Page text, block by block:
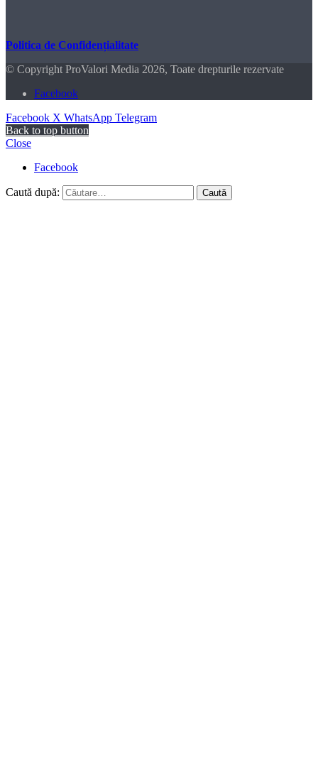
Politica de Confidențialitate
© Copyright ProValori Media 2026, Toate drepturile rezervate
Facebook
Facebook X WhatsApp Telegram
Back to top button
Close
Facebook
Caută după: